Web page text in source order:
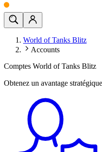
World of Tanks Blitz
Accounts
Comptes World of Tanks Blitz
Obtenez un avantage